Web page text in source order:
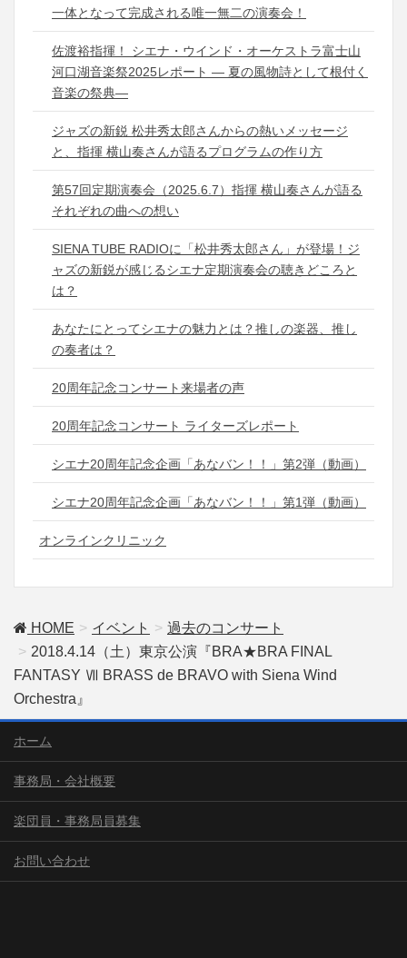
一体となって完成される唯一無二の演奏会！
佐渡裕指揮！ シエナ・ウインド・オーケストラ富士山
河口湖音楽祭2025レポート ― 夏の風物詩として根付く
音楽の祭典―
ジャズの新鋭 松井秀太郎さんからの熱いメッセージ
と、指揮 横山奏さんが語るプログラムの作り方
第57回定期演奏会（2025.6.7）指揮 横山奏さんが語る
それぞれの曲への想い
SIENA TUBE RADIOに「松井秀太郎さん」が登場！ジ
ャズの新鋭が感じるシエナ定期演奏会の聴きどころと
は？
あなたにとってシエナの魅力とは？推しの楽器、推し
の奏者は？
20周年記念コンサート来場者の声
20周年記念コンサート ライターズレポート
シエナ20周年記念企画「あなバン！！」第2弾（動画）
シエナ20周年記念企画「あなバン！！」第1弾（動画）
オンラインクリニック
HOME イベント
過去のコンサート
2018.4.14（土）東京公演『BRA★BRA FINAL
FANTASY Ⅶ BRASS de BRAVO with Siena Wind
Orchestra』
ホーム
事務局・会社概要
楽団員・事務局員募集
お問い合わせ